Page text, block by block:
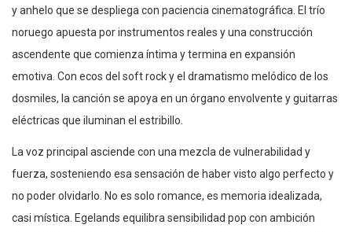
y anhelo que se despliega con paciencia cinematográfica. El trío
noruego apuesta por instrumentos reales y una construcción
ascendente que comienza íntima y termina en expansión
emotiva. Con ecos del soft rock y el dramatismo melódico de los
dosmiles, la canción se apoya en un órgano envolvente y guitarras
eléctricas que iluminan el estribillo.
La voz principal asciende con una mezcla de vulnerabilidad y
fuerza, sosteniendo esa sensación de haber visto algo perfecto y
no poder olvidarlo. No es solo romance, es memoria idealizada,
casi mística. Egelands equilibra sensibilidad pop con ambición